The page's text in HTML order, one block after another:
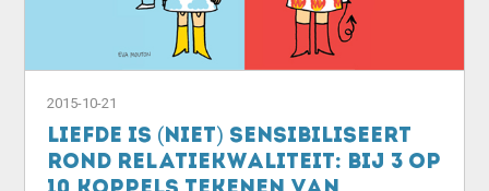
2015-10-21
Liefde is (niet) sensibiliseert
rond relatiekwaliteit: bij 3 op